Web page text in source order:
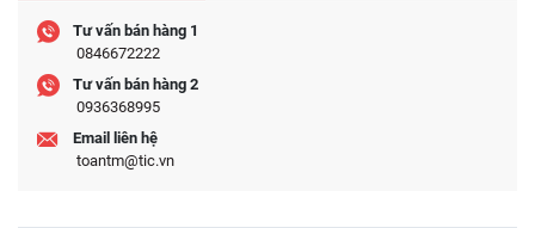
Tư vấn bán hàng 1
0846672222
Tư vấn bán hàng 2
0936368995
Email liên hệ
toantm@tic.vn